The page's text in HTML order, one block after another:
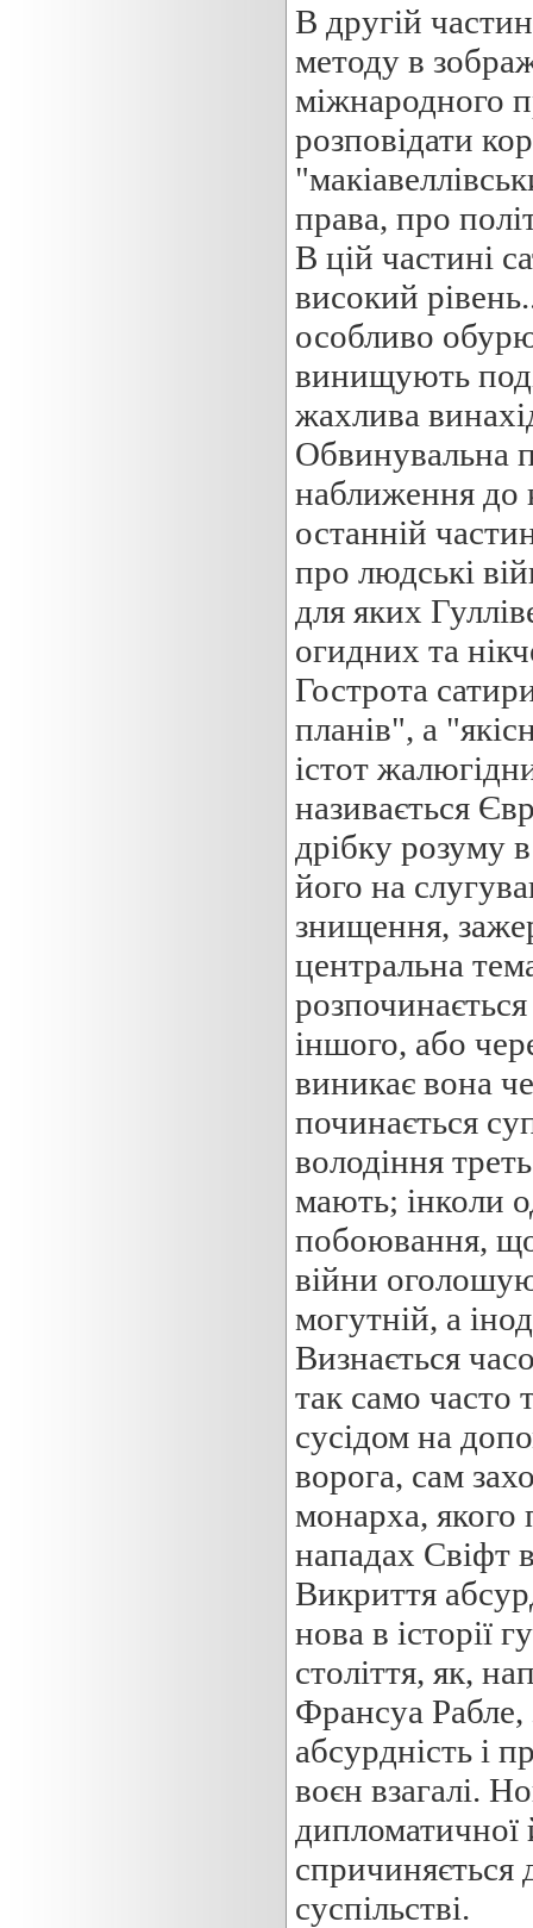
В другій
методу в
міжнародного
розповідати
права, про
В цій частині
високий
особливо
винищують
жахлива
Обвинувальна
наближення до
останній
про людські
для яких
огидних та
Гострота
планів", а
істот
називається
дрібку розуму
його на
знищення,
центральна
іншого, або
виникає вона
починається
володіння
мають; інколи
побоювання,
війни
могутній, а
Визнається
так само часто
сусідом на
ворога, сам
монарха, якого
нападах Свіфт
Викриття
нова в історії
століття, як,
Франсуа Рабле,
абсурдність і
воєн взагалі.
спричиняється
суспільстві.